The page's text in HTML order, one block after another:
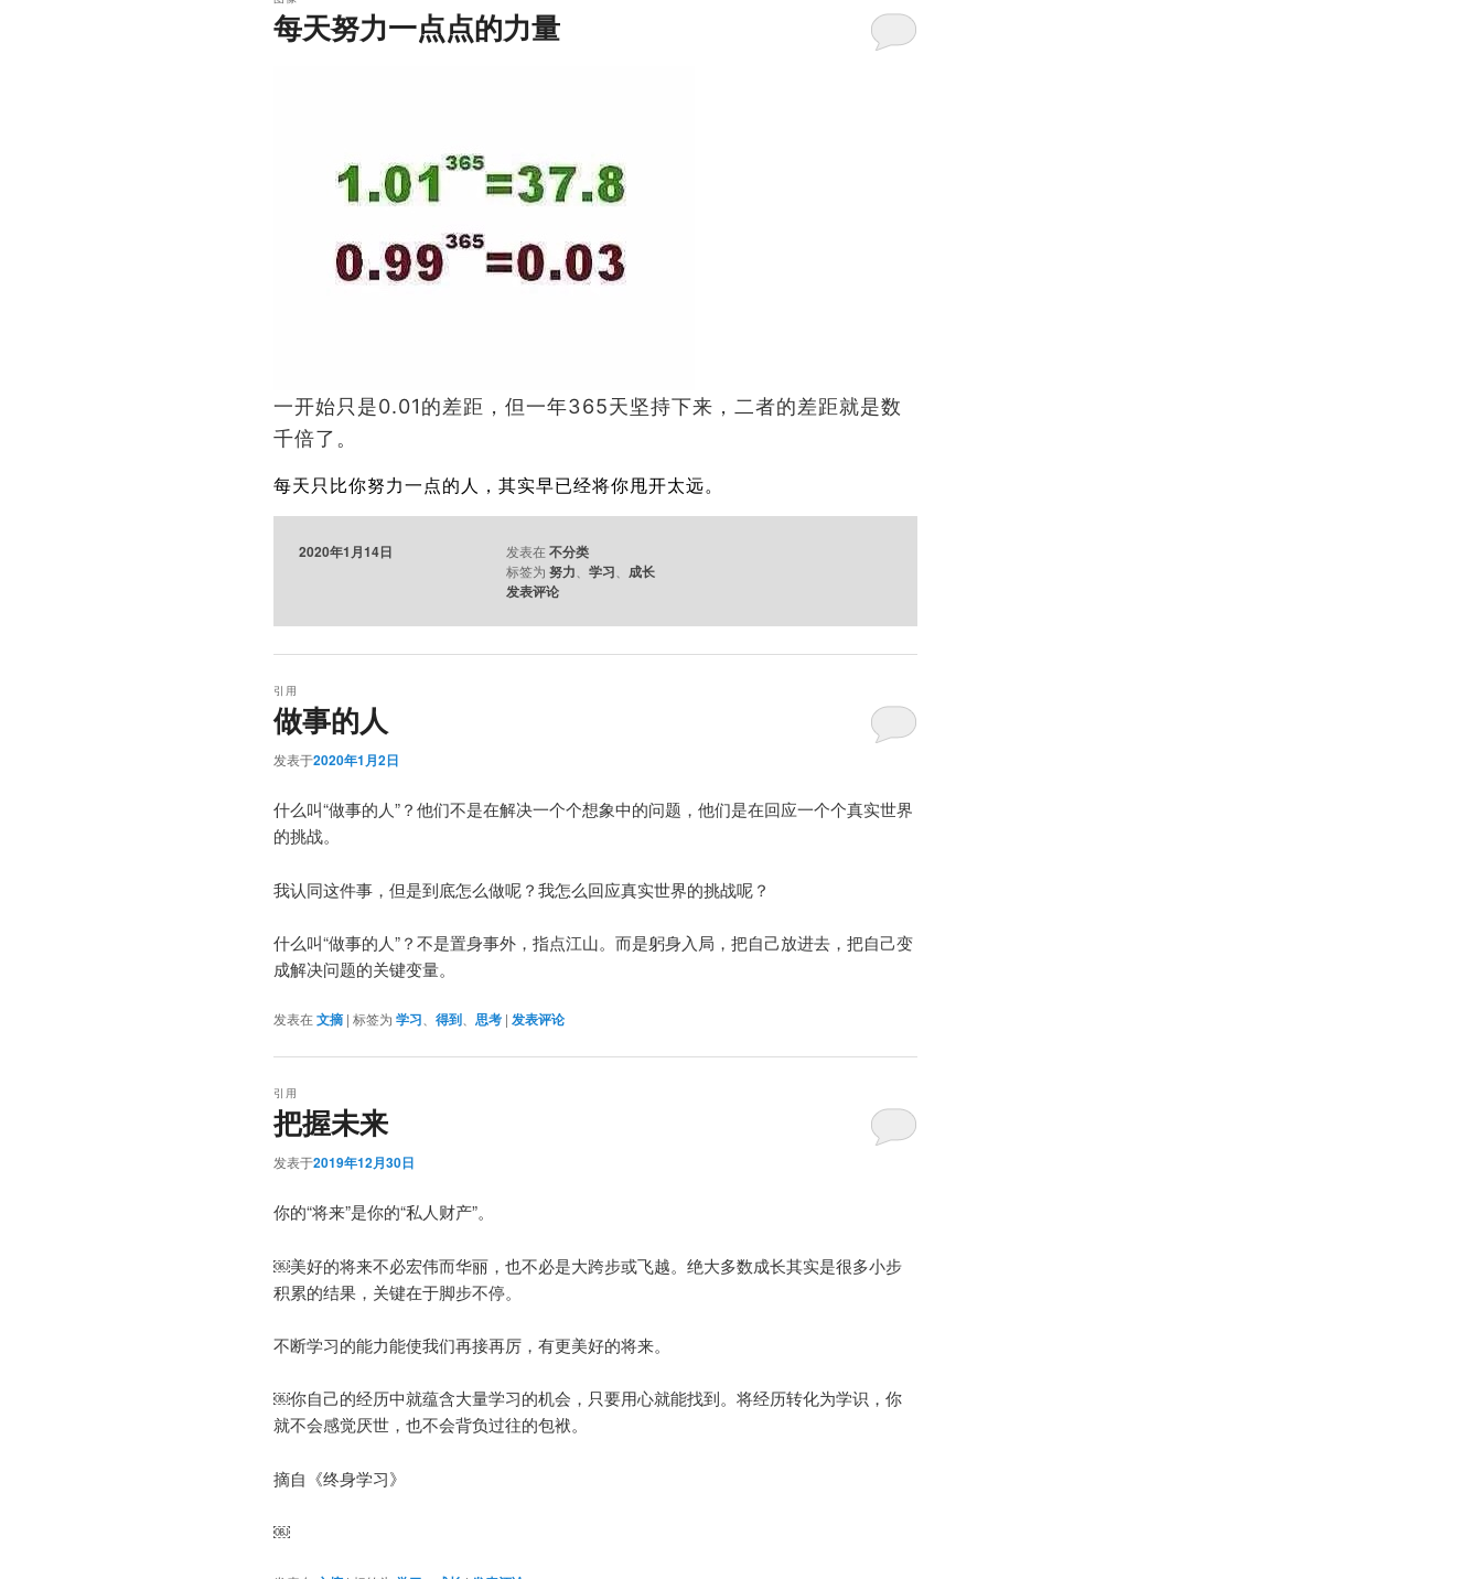
每天努力一点点的力量
一开始只是0.01的差距，但一年365天坚持下来，二者的差距就是数
千倍了。
每天只比你努力一点的人，其实早已经将你甩开太远。
2020年1月14日 发表在 不分类
标签为 努力 、学习
成长
发表评论
做事的人
引用
发表于2020年1月2日
什么叫“做事的人”？他们不是在解决一个个想象中的问题，他们是在回应一个个真实世界
的挑战。
我认同这件事，但是到底怎么做呢？我怎么回应真实世界的挑战呢？
什么叫“做事的人”？不是置身事外，指点江山。而是躬身入局，把自己放进去，把自己变
成解决问题的关键变量。
发表在文摘 | 标签为 学习 得到 思考 | 发表评论
把握未来
引用
发表于2019年12月30日
你的“将来”是你的“私人财产”。
￼美好的将来不必宏伟而华丽，也不必是大跨步或飞越。绝大多数成长其实是很多小步
积累的结果，关键在于脚步不停。
不断学习的能力能使我们再接再厉，有更美好的将来。
￼你自己的经历中就蕴含大量学习的机会，只要用心就能找到。将经历转化为学识，你
就不会感觉厌世，也不会背负过往的包袱。
摘自《终身学习》
￼